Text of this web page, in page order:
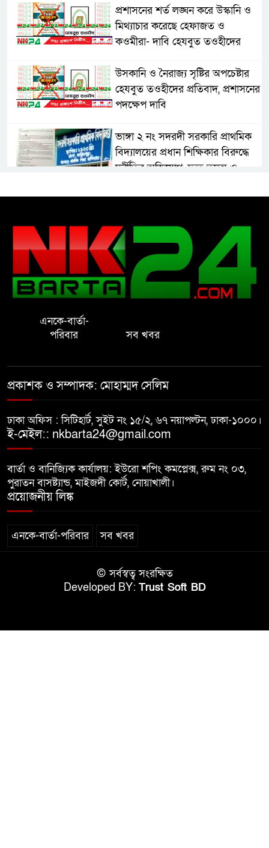
প্রশাসনের শর্ত লঙ্ঘন করে উস্কানি ও
মিথ্যাচার করেছে হেফাজত ও
কওমীরা- দাবি হেযবুত তওহীদের
উসকানি ও নৈরাজ্য সৃষ্টির অপচেষ্টার
হেযবুত তওহীদের প্রতিবাদ, প্রশাসনের
পদক্ষেপ দাবি
ভাঙ্গা ২ নং সদরদী সরকারি প্রাথমিক
বিদ্যালয়ের প্রধান শিক্ষিকার বিরুদ্ধে
দুর্নীতির অভিযোগ, দ্রুত তদন্ত ও
সেলিম
নোয়াখালীতে ইসলামী মহা-সমাবেশ
সফল করতে মতবিনিময় সভা
হাতে ধর্ষণের শিকার স্কুলছাত্রী
গভীর রাতে চাচীর ঘরে ভাতিজা,
পুরুষাঙ্গ কেটে উধাও চাচী
নোয়াখালীতে র‌্যাবের অভিযান: ২
চাঞ্চল্যকর হত্যা মামলার আসামিসহ
গ্রেপ্তার ৪
বাসি খাবার বিক্রির অভিযোগ, দুই
এনকে-বার্তা-
পরিবার
সব খবর
প্রকাশক ও সম্পাদক: মোহাম্মদ সেলিম
ঢাকা অফিস : সিটিহার্ট, সুইট নং ১৫/২, ৬৭ নয়াপল্টন, ঢাকা-১০০০।
ই-মেইল:: nkbarta24@gmail.com
বার্তা ও বানিজ্যিক কার্যালয়: ইউরো শপিং কমপ্লেক্স, রুম নং ০৩,
পুরাতন বাসষ্ট্যান্ড, মাইজদী কোর্ট, নোয়াখালী।
প্রয়োজনীয় লিঙ্ক
এনকে-বার্তা-পরিবার সব খবর
© সর্বস্বত্ব সংরক্ষিত
Developed BY: Trust Soft BD